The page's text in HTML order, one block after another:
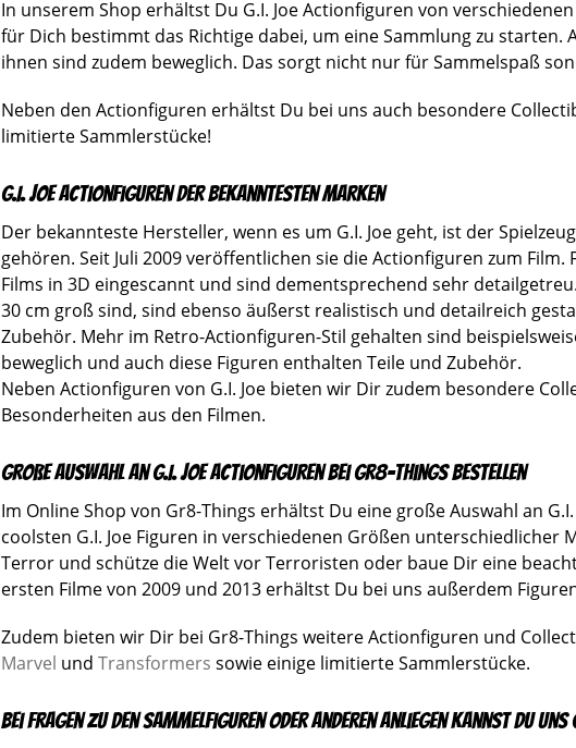
In unserem Shop erhältst Du G.I. Joe Actionfiguren von
für Dich bestimmt das Richtige dabei, um eine Sammlung zu
ihnen sind zudem beweglich. Das sorgt nicht nur für Sammelspaß
Neben den Actionfiguren erhältst Du bei uns auch besondere
limitierte Sammlerstücke!
G.I. Joe Actionfiguren der bekanntesten Marken
Der bekannteste Hersteller, wenn es um G.I. Joe geht, ist der
gehören. Seit Juli 2009 veröffentlichen sie die Actionfiguren zum
Films in 3D eingescannt und sind dementsprechend sehr
30 cm groß sind, sind ebenso äußerst realistisch und detailreich
Zubehör. Mehr im Retro-Actionfiguren-Stil gehalten sind
beweglich und auch diese Figuren enthalten Teile und Zubehör.
Neben Actionfiguren von G.I. Joe bieten wir Dir zudem besondere
Besonderheiten aus den Filmen.
Große Auswahl an G.I. Joe Actionfiguren bei Gr8-Things bestellen
Im Online Shop von Gr8-Things erhältst Du eine große Auswahl an
coolsten G.I. Joe Figuren in verschiedenen Größen unterschiedlicher
Terror und schütze die Welt vor Terroristen oder baue Dir eine
ersten Filme von 2009 und 2013 erhältst Du bei uns außerdem
Zudem bieten wir Dir bei Gr8-Things weitere Actionfiguren und
Marvel und Transformers sowie einige limitierte Sammlerstücke.
Bei Fragen zu den Sammelfiguren oder anderen Anliegen kannst Du